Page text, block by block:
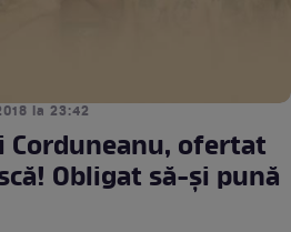
la 23:42
ofertat
Obligat să-şi pună